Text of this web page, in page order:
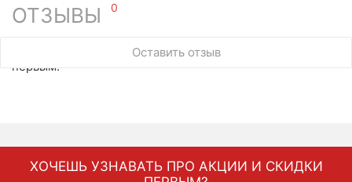
ОТЗЫВЫ 0
Оставить отзыв
У этого товара нет ни одного отзыва. Вы можете стать
первым.
ХОЧЕШЬ УЗНАВАТЬ ПРО АКЦИИ И СКИДКИ